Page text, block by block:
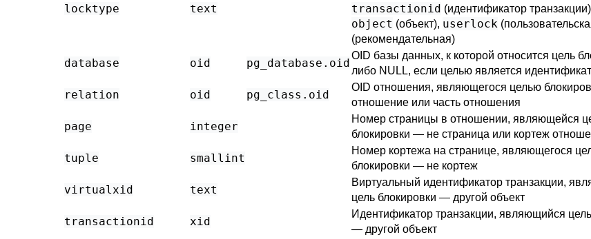
locktype text transactionid (идентификатор
object (объект), userlock
(рекомендательная)
database oid pg_database .oid
OID базы данных, к которой относится цель
либо NULL, если целью является
relation oid pg_class .oid
OID отношения, являющегося целью
отношение или часть отношения
page integer
Номер страницы в отношении, являющейся
блокировки — не страница или кортеж
tuple smallint
Номер кортежа на странице, являющегося
блокировки — не кортеж
virtualxid text
Виртуальный идентификатор транзакции,
цель блокировки — другой объект
transactionid xid
Идентификатор транзакции, являющийся
— другой объект